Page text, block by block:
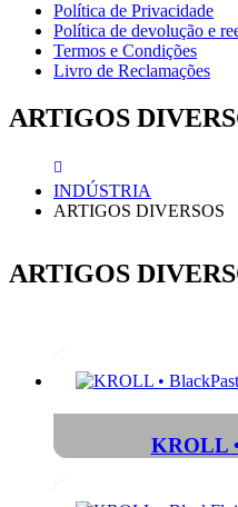
Política de Privacidade
Política de devolução e
Termos e Condições
Livro de Reclamações
ARTIGOS
INDÚSTRIA
ARTIGOS DIVERSOS
ARTIGOS
KROLL